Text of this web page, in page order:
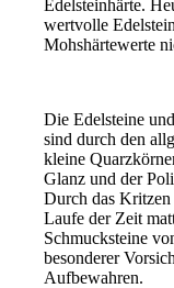
Edelsteinhärte.
wertvolle
Mohshärtewerte
Die Edelsteine
sind durch den
kleine
Glanz und der
Durch das
Laufe der Zeit
Schmucksteine
besonderer
Aufbewahren.